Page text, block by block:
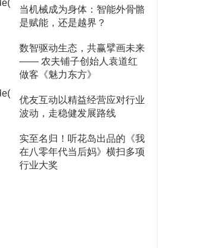
当机械成为身体：智能外骨骼
是赋能，还是越界？
数智驱动生态，共赢擘画未来
—— 农夫铺子创始人袁道红
做客《魅力东方》
优友互动以精益经营应对行业
波动，走稳健发展路线
实至名归！听花岛出品的《我
在八零年代当后妈》横扫多项
行业大奖